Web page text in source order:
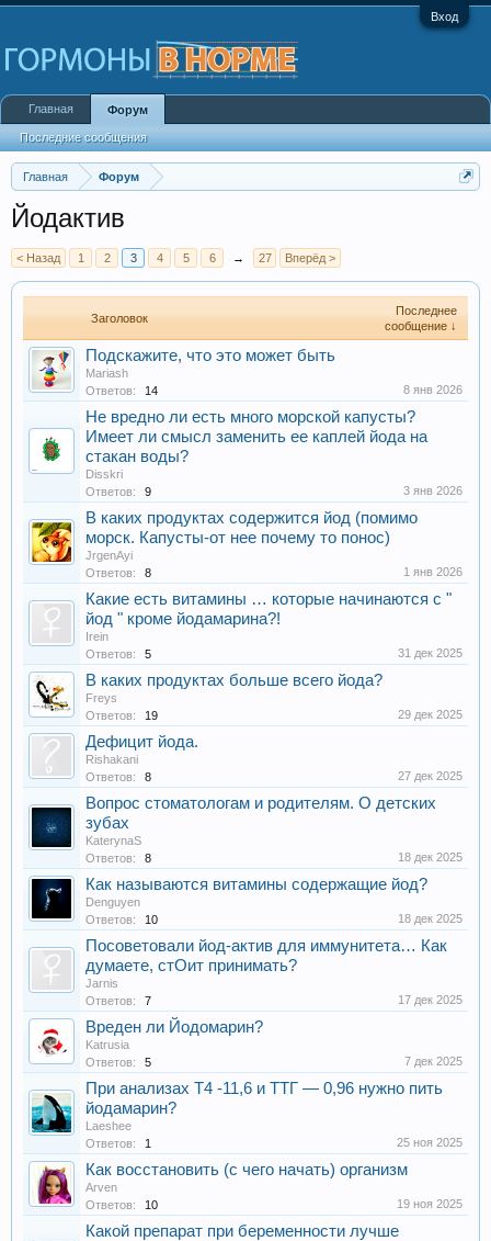
Вход
Главная Форум
Йодактив
< Назад 1 2 3 4 5 6 → 27 Вперёд >
Заголовок
Последнее
сообщение ↓
Подскажите, что это может быть
Mariash
Ответов:
14 8 янв 2026
Не вредно ли есть много морской капусты?
Имеет ли смысл заменить ее каплей йода на
стакан воды?
Disskri
Ответов:
9 3 янв 2026
В каких продуктах содержится йод (помимо
морск. Капусты-от нее почему то понос)
JrgenAyi
Ответов:
8 1 янв 2026
Какие есть витамины … которые начинаются с "
йод " кроме йодамарина?!
Irein
Ответов:
5 31 дек 2025
В каких продуктах больше всего йода?
Freys
Ответов:
19 29 дек 2025
Дефицит йода.
Rishakani
Ответов:
8 27 дек 2025
Вопрос стоматологам и родителям. О детских
зубах
KaterynaS
Ответов:
8 18 дек 2025
Как называются витамины содержащие йод?
Denguyen
Ответов:
10 18 дек 2025
Посоветовали йод-актив для иммунитета… Как
думаете, стОит принимать?
Jarnis
Ответов:
7 17 дек 2025
Вреден ли Йодомарин?
Katrusia
Ответов:
5 7 дек 2025
При анализах Т4 -11,6 и ТТГ — 0,96 нужно пить
йодамарин?
Laeshee
Ответов:
1 25 ноя 2025
Как восстановить (с чего начать) организм
Arven
Ответов:
10 19 ноя 2025
Какой препарат при беременности лучше
Главная Форум
Последние сообщения